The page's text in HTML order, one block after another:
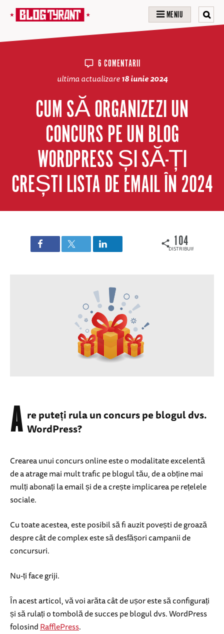
MENIU
6 COMENTARII
ultima actualizare18 iunie 2024
CUM SĂ ORGANIZEZI UN
CONCURS PE UN BLOG
WORDPRESS ȘI SĂ-ȚI
CREȘTI LISTA DE EMAIL ÎN 2024
DISTRIBUIRI
104
A re puteți rula un concurs pe blogul dvs.
WordPress?
Crearea unui concurs online este o modalitate excelentă
de a atrage mai mult trafic pe blogul tău, de a obține mai
mulți abonați la email și de a crește implicarea pe rețelele
sociale.
Cu toate acestea, este posibil să fi auzit povești de groază
despre cât de complex este să desfășori campanii de
concursuri.
Nu-ți face griji.
În acest articol, vă voi arăta cât de ușor este să configurați
și să rulați o tombolă de succes pe blogul dvs. WordPress
folosindRafflePress.